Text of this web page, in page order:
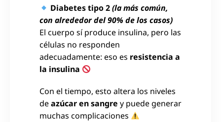
Diabetes tipo 2(la más común,
con alrededor del 90% de los casos)
El cuerpo sí produce insulina, pero las
células no responden
adecuadamente: eso es resistencia a
la insulina
Con el tiempo, esto altera los niveles
deazúcar en sangre y puede generar
muchas complicaciones